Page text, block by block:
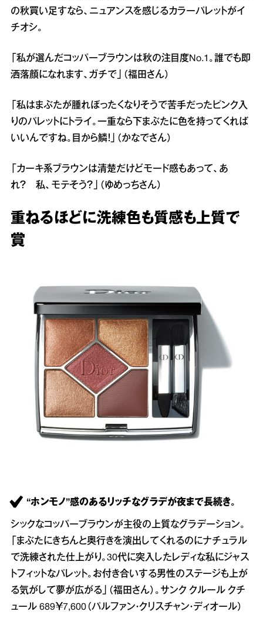
の秋買い足すなら、ニュアンスを感じるカラーパレットがイ
チオシ。
「私が選んだコッパーブラウンは秋の注目度No.1。誰でも即
洒落顔になれます、ガチで」（福田さん）
「私はまぶたが腫れぼったくなりそうで苦手だったピンク入
りのパレットにトライ。一重なら下まぶたに色を持ってくれば
いいんですね。目から鱗！」（かなでさん）
「カーキ系ブラウンは清楚だけどモード感もあって、あ
れ？ 私、モテそう？」（ゆめっちさん）
重ねるほどに洗練色も質感も上質で
賞
“ホンモノ”感のあるリッチなグラデが夜まで長続き。
シックなコッパーブラウンが主役の上質なグラデーション。
「まぶたにきちんと奥行きを演出してくれるのにナチュラル
で洗練された仕上がり。30代に突入したレディな私にジャス
トフィットなパレット。お付き合いする男性のステージも上が
る気がして夢が広がる」（福田さん）。サンク クルール クチ
ュール 689￥7,600（パルファン・クリスチャン・ディオール）